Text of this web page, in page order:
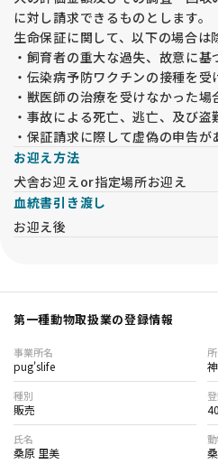
に対し請求できるものとします。
生命保証に関して、以下の場合は
・飼育者の重大な過失、故意に基
・伝染病予防ワクチンの接種を
・獣医師の治療を受けなかった場
・事故による死亡、逃亡、及び盗
・保証請求に際して虚偽の申告が
お迎え方法
犬舎お迎えor指定場所お迎え
血統書引き渡し
お迎え後
第一種動物取扱業の登録情報
事業所名
pug'slife
種別
販売
氏名
桑原 里美